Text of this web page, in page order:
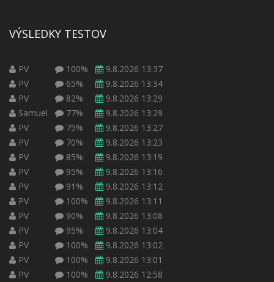
VÝSLEDKY TESTOV
PV 100%
9.8.2026 13:37
PV
65%
9.8.2026 13:34
PV
82%
9.8.2026 13:29
Samuel
77%
9.8.2026 13:29
PV
75%
9.8.2026 13:27
PV
70%
9.8.2026 13:23
PV
85%
9.8.2026 13:19
PV
95%
9.8.2026 13:16
PV
91%
9.8.2026 13:12
PV
100%
9.8.2026 13:11
PV
90%
9.8.2026 13:08
PV
95%
9.8.2026 13:04
PV
100%
9.8.2026 13:02
PV
100%
9.8.2026 13:01
PV
100%
9.8.2026 12:58